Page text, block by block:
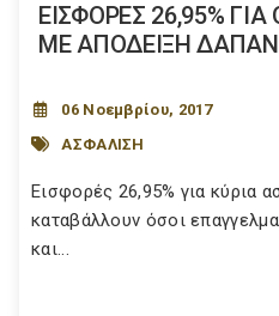
ΕΙΣΦΟΡΕΣ 26,95%
ΜΕ ΑΠΟΔΕΙΞΗ
06 Νοεμβρίου, 2017
ΑΣΦΑΛΙΣΗ
Εισφορές 26,95% για κύρια
καταβάλλουν όσοι
και...